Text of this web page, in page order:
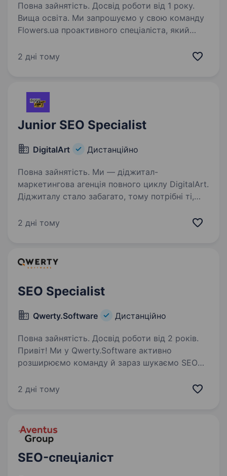
Повна зайнятість. Досвід роботи від 1 року.
Вища освіта. Ми запрошуємо у свою команду
Flowers.ua проактивного спеціаліста, який
у всіх ключових напрямках — від локального
2 дні тому
Junior SEO Specialist
DigitalArt Дистанційно
Повна зайнятість. Ми — діджитал-
маркетингова агенція повного циклу DigitalArt.
Діджиталу стало забагато, тому потрібні ті,
та сама команда митців. Наша команда —
2 дні тому
SEO Specialist
Qwerty.Software Дистанційно
Повна зайнятість. Досвід роботи від 2 років.
Привіт! Ми у Qwerty.Software активно
розширюємо команду й зараз шукаємо SEO
у просуванні сайтів Хто ми? Qwerty.Software —
2 дні тому
SEO-спеціаліст